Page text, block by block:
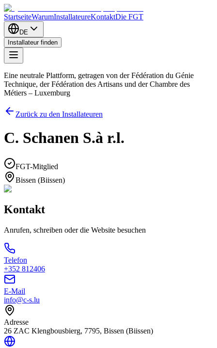
StartseiteWarumInstallateureKontaktDie FGT
DE
Installateur finden
Eine neutrale Plattform, getragen von der Fédération du Génie
Technique, der Fédération des Artisans und der Chambre des
Métiers – Luxemburg
Zurück zu den Installateuren
C. Schanen S.à r.l.
FGT-Mitglied
Bissen (Biissen)
Kontakt
Anrufen, schreiben oder die Website besuchen
Telefon
+352 812406
E-Mail
info@c-s.lu
Adresse
26 ZAC Klengbousbierg, 7795, Bissen (Biissen)